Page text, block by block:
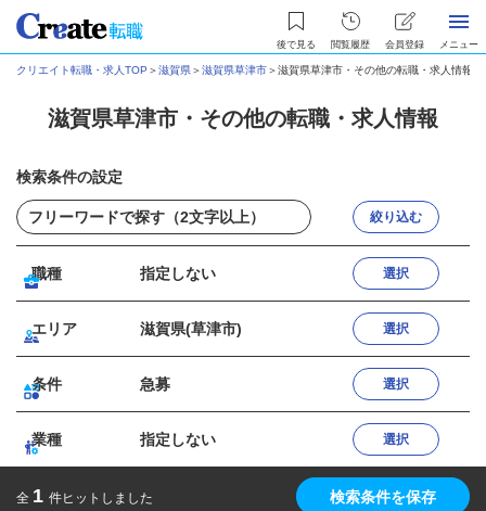
後で見る 閲覧履歴 会員登録 メニュー
クリエイト転職・求人TOP ＞滋賀県＞滋賀県草津市＞滋賀県草津市・その他の転職・求人情報
滋賀県草津市・その他の転職・求人情報
検索条件の設定
絞り込む
職種 指定しない 選択
エリア 滋賀県(草津市) 選択
条件 急募 選択
業種 指定しない 選択
全 1 件ヒットしました 検索条件を保存